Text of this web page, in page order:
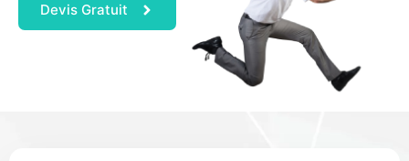
Devis Gratuit